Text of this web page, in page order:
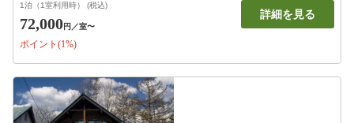
1泊（1室利用時） (税込)
72,000円 ／室〜
ポイント(1%)
詳細を見る